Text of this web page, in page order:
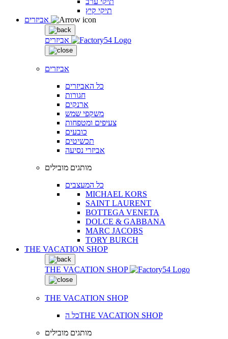
תיקי קיץ
אביזרים
אביזרים
כל האביזרים
חגורות
ארנקים
משקפי שמש
צעיפים ומטפחות
כובעים
תכשיטים
אביזרי נסיעה
מותגים מובילים
כל המעצבים
MICHAEL KORS
SAINT LAURENT
BOTTEGA VENETA
DOLCE & GABBANA
MARC JACOBS
TORY BURCH
THE VACATION SHOP
THE VACATION SHOP
THE VACATION SHOP
כל הTHE VACATION SHOP
מותגים מובילים